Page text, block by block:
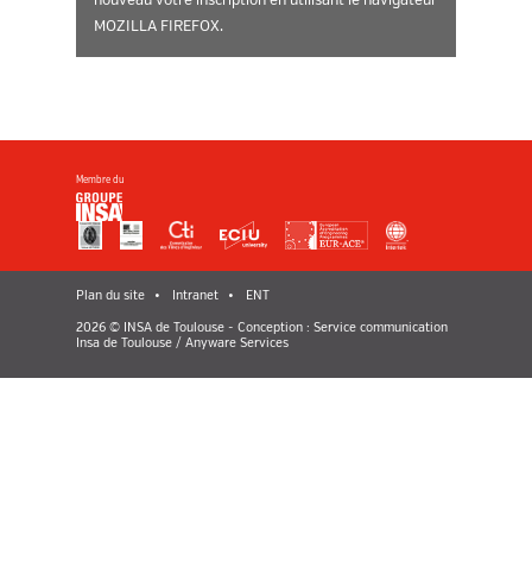
MOZILLA FIREFOX.
Membre du
Plan du site Intranet ENT
2026 © INSA de Toulouse - Conception : Service communication
Insa de Toulouse / Anyware Services